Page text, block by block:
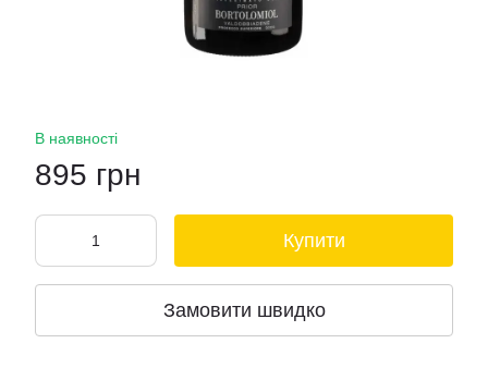
В наявності
895 грн
Купити
Замовити швидко